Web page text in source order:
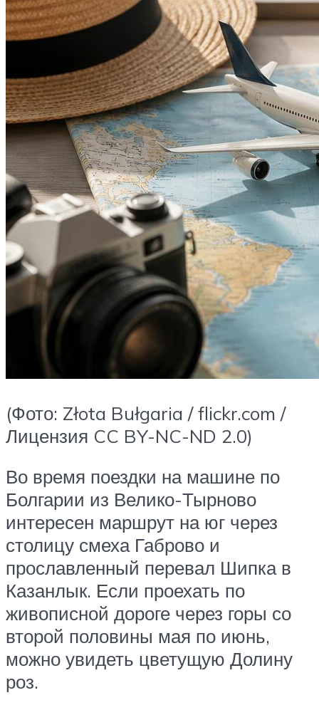
(Фото: Złota Bułgaria / flickr.com /
Лицензия CC BY-NC-ND 2.0)
Во время поездки на машине по
Болгарии из Велико-Тырново
интересен маршрут на юг через
столицу смеха Габрово и
прославленный перевал Шипка в
Казанлык. Если проехать по
живописной дороге через горы со
второй половины мая по июнь,
можно увидеть цветущую Долину
роз.